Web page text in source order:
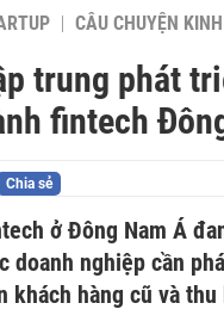
CÂU CHUYỆN
trung phát
fintech
Chia sẻ
ở Đông Nam Á
doanh nghiệp cần
khách hàng cũ và